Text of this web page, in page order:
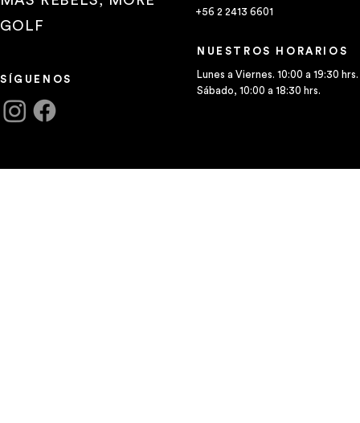
GOLF
SÍGUENOS
+56 2 2413 6601
NUESTROS HORARIOS
Lunes a Viernes. 10:00 a 19:30 hrs.
Sábado, 10:00 a 18:30 hrs.